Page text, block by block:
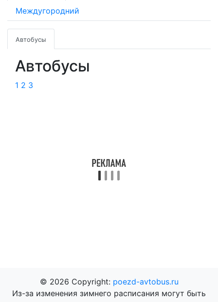
Междугородний
Автобусы
Автобусы
1 2 3
© 2026 Copyright: poezd-avtobus.ru
Из-за изменения зимнего расписания могут быть